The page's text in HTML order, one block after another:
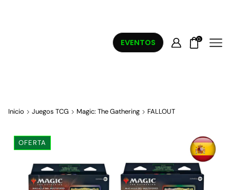
EVENTOS 0
Inicio Juegos TCG Magic: The Gathering FALLOUT
OFERTA